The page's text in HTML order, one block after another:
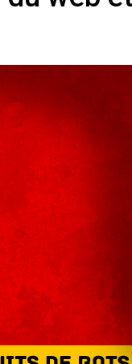
: « On impose et